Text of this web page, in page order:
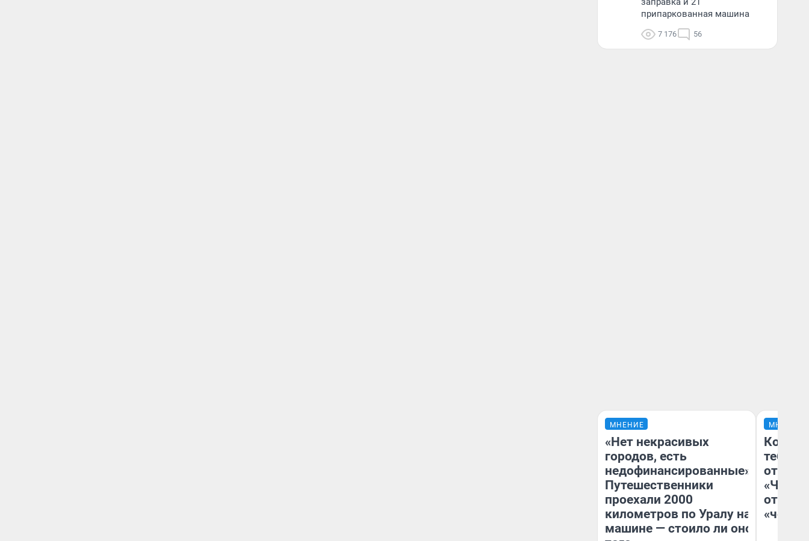
припаркованная машина
7 176 56
МНЕНИЕ
«Нет некрасивых
городов, есть
недофинансированные».
Путешественники
проехали 2000
километров по Уралу на
машине — стоило ли оно
МНЕНИЕ
тебя
отзыв